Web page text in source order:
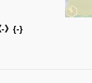
-》{-}